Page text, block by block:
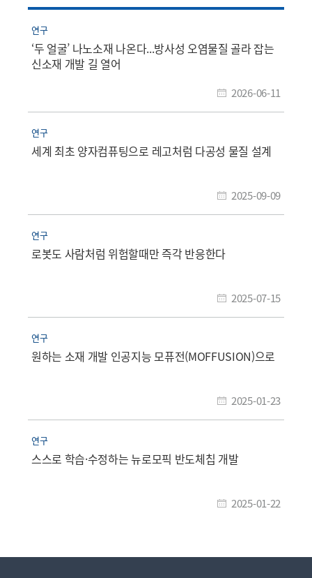
연구
‘두 얼굴’ 나노소재 나온다...방사성 오염물질 골라 잡는
신소재 개발 길 열어
2026-06-11
연구
세계 최초 양자컴퓨팅으로 레고처럼 다공성 물질 설계
2025-09-09
연구
로봇도 사람처럼 위험할때만 즉각 반응한다
2025-07-15
연구
원하는 소재 개발 인공지능 모퓨전(MOFFUSION)으로
2025-01-23
연구
스스로 학습·수정하는 뉴로모픽 반도체칩 개발
2025-01-22